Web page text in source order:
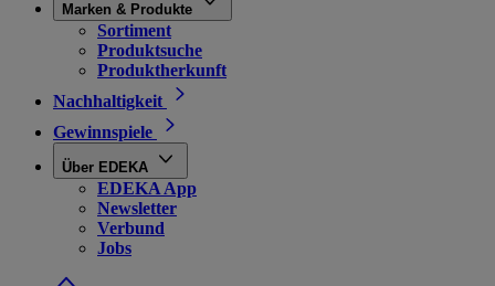
Marken & Produkte
Sortiment
Produktsuche
Produktherkunft
Nachhaltigkeit
Gewinnspiele
Über EDEKA
EDEKA App
Newsletter
Verbund
Jobs